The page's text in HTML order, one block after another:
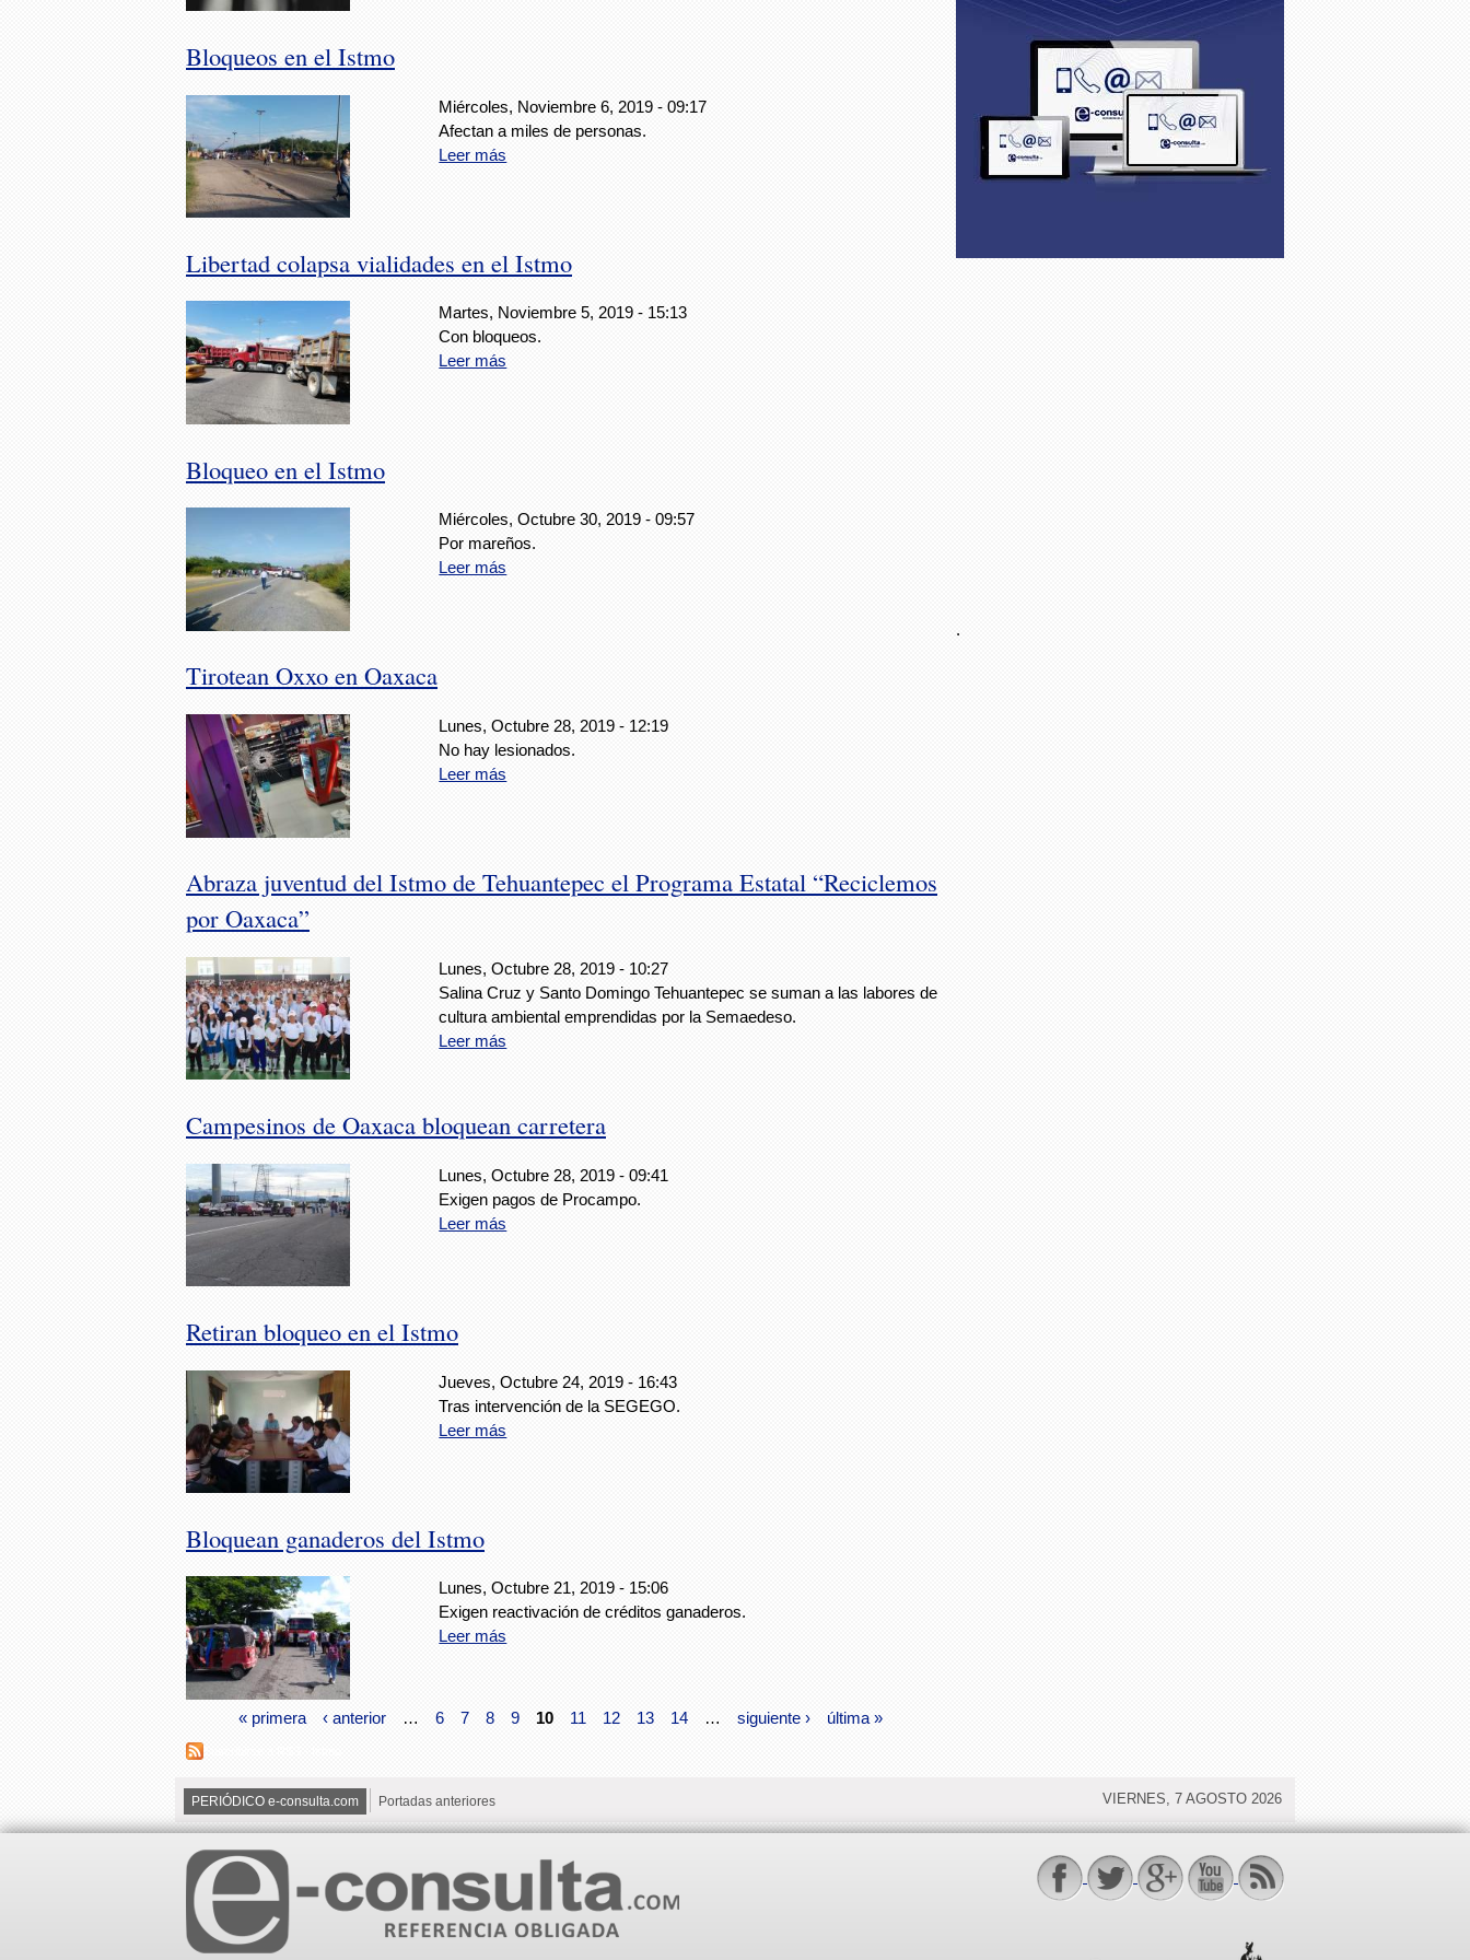
Bloqueos en el Istmo
Miércoles, Noviembre 6, 2019 - 09:17
Afectan a miles de personas.
Leer más
Libertad colapsa vialidades en el Istmo
Martes, Noviembre 5, 2019 - 15:13
Con bloqueos.
Leer más
Bloqueo en el Istmo
Miércoles, Octubre 30, 2019 - 09:57
Por mareños.
Leer más
Tirotean Oxxo en Oaxaca
Lunes, Octubre 28, 2019 - 12:19
No hay lesionados.
Leer más
Abraza juventud del Istmo de Tehuantepec el Programa Estatal “Reciclemos
por Oaxaca”
Lunes, Octubre 28, 2019 - 10:27
Salina Cruz y Santo Domingo Tehuantepec se suman a las labores de
cultura ambiental emprendidas por la Semaedeso.
Leer más
Campesinos de Oaxaca bloquean carretera
Lunes, Octubre 28, 2019 - 09:41
Exigen pagos de Procampo.
Leer más
Retiran bloqueo en el Istmo
Jueves, Octubre 24, 2019 - 16:43
Tras intervención de la SEGEGO.
Leer más
Bloquean ganaderos del Istmo
Lunes, Octubre 21, 2019 - 15:06
Exigen reactivación de créditos ganaderos.
Leer más
« primera ‹ anterior … 6 7 8 9 10 11 12 13 14 … siguiente › última »
.
PERIÓDICO e-consulta.com Portadas anteriores VIERNES, 7 AGOSTO 2026